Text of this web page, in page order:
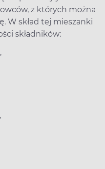
z których można
W skład tej mieszanki
składników: